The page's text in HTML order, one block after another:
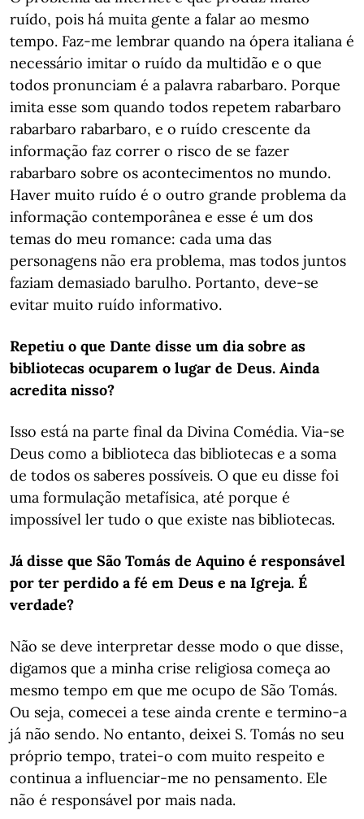
ruído, pois há muita gente a falar ao mesmo
tempo. Faz-me lembrar quando na ópera italiana é
necessário imitar o ruído da multidão e o que
todos pronunciam é a palavra rabarbaro. Porque
imita esse som quando todos repetem rabarbaro
rabarbaro rabarbaro, e o ruído crescente da
informação faz correr o risco de se fazer
rabarbaro sobre os acontecimentos no mundo.
Haver muito ruído é o outro grande problema da
informação contemporânea e esse é um dos
temas do meu romance: cada uma das
personagens não era problema, mas todos juntos
faziam demasiado barulho. Portanto, deve-se
evitar muito ruído informativo.
Repetiu o que Dante disse um dia sobre as
bibliotecas ocuparem o lugar de Deus. Ainda
acredita nisso?
Isso está na parte final da Divina Comédia. Via-se
Deus como a biblioteca das bibliotecas e a soma
de todos os saberes possíveis. O que eu disse foi
uma formulação metafísica, até porque é
impossível ler tudo o que existe nas bibliotecas.
Já disse que São Tomás de Aquino é responsável
por ter perdido a fé em Deus e na Igreja. É
verdade?
Não se deve interpretar desse modo o que disse,
digamos que a minha crise religiosa começa ao
mesmo tempo em que me ocupo de São Tomás.
Ou seja, comecei a tese ainda crente e termino-a
já não sendo. No entanto, deixei S. Tomás no seu
próprio tempo, tratei-o com muito respeito e
continua a influenciar-me no pensamento. Ele
não é responsável por mais nada.